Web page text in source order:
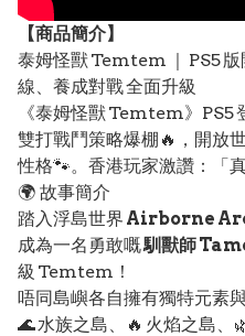
【商品簡介】
泰姆怪獸 Temtem ｜ PS5
線、養成對戰 全面升級
《泰姆怪獸 Temtem》PS5
雙打戰鬥策略爆棚🔥，開放
性格🐾。香港玩家激讚：「
🌍 故事簡介
踏入浮島世界 Airborne
成為一名勇敢嘅馴獸師
級 Temtem！
唔同島嶼各自擁有獨特元素
🌊 水族之島、🔥 火焰之島